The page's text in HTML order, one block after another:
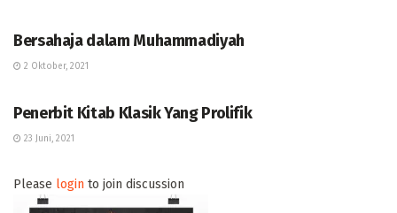
Bersahaja dalam Muhammadiyah
2 Oktober, 2021
Penerbit Kitab Klasik Yang Prolifik
23 Juni, 2021
Please login to join discussion